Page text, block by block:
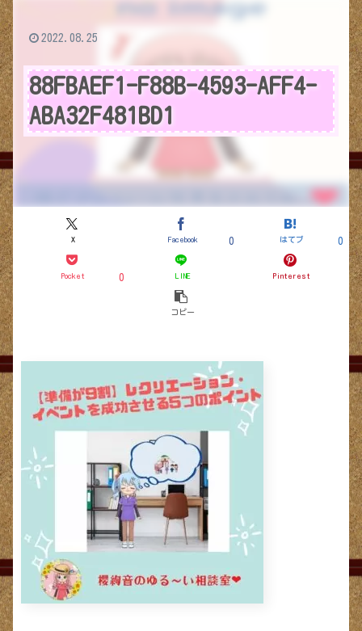
88FBAEF1-F88B-4593-AFF4-
ABA32F481BD1
X Facebook 0 はてブ 0
Pocket 0 LINE Pinterest
コピー
2022.08.25